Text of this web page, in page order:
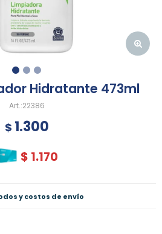
Hidratante 473ml
22386
$ 1.300
$ 1.170
y costos de envío